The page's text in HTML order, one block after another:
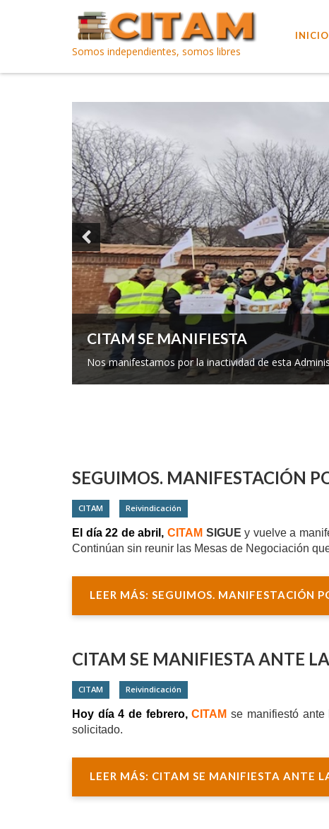
Somos independientes, somos libres
INICIO
libres, ¡¡Afíliate!!
Previous
SEGUIMOS. MANIFESTACIÓN
CITAM Reivindicación
El día 22 de abril, CITAM SIGUEy vuelve a
Continúan sin reunir las Mesas de Negociación
LEER MÁS: SEGUIMOS. MANIFESTACIÓN
CITAM SE MANIFIESTA ANTE
CITAM Reivindicación
Hoy día 4 de febrero,CITAM se manifiestó
solicitado.
LEER MÁS: CITAM SE MANIFIESTA ANTE